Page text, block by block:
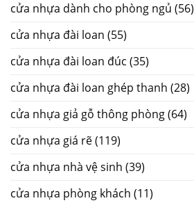
cửa nhựa dành cho phòng ngủ (56)
cửa nhựa đài loan (55)
cửa nhựa đài loan đúc (35)
cửa nhựa đài loan ghép thanh (28)
cửa nhựa giả gỗ thông phòng(64)
cửa nhựa giá rẽ(119)
cửa nhựa nhà vệ sinh (39)
cửa nhựa phòng khách (11)